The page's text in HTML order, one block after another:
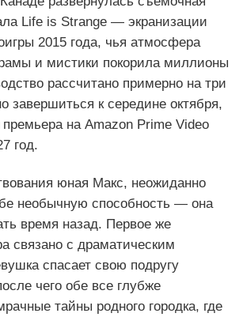
Life is Strange — экранизации
2015 года, чья атмосфера
и мистики покорила миллионы
рассчитано примерно на три
завершиться к середине октября,
на Amazon Prime Video
год.
юная Макс, неожиданно
необычную способность — она
время назад. Первое же
связано с драматическим
спасает свою подругу
чего обе все глубже
тайны родного городка, где